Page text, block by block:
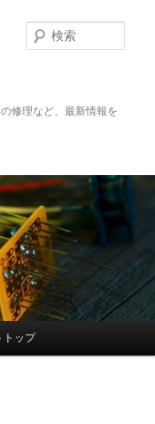
修理など、最新情報を
索
トップ